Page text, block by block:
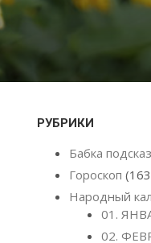
РУБРИКИ
Бабка
Гороскоп
Народный
01.
02.